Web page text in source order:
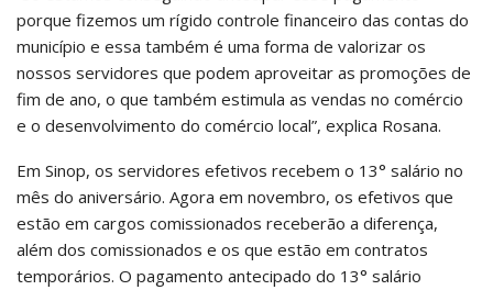
porque fizemos um rígido controle financeiro das contas do
município e essa também é uma forma de valorizar os
nossos servidores que podem aproveitar as promoções de
fim de ano, o que também estimula as vendas no comércio
e o desenvolvimento do comércio local”, explica Rosana.
Em Sinop, os servidores efetivos recebem o 13° salário no
mês do aniversário. Agora em novembro, os efetivos que
estão em cargos comissionados receberão a diferença,
além dos comissionados e os que estão em contratos
temporários. O pagamento antecipado do 13° salário